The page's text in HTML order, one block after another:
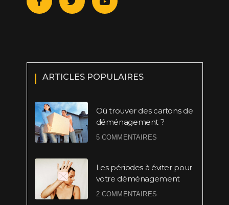
ARTICLES POPULAIRES
Où trouver des cartons de
déménagement ?
5 COMMENTAIRES
Les périodes à éviter pour
votre déménagement
2 COMMENTAIRES